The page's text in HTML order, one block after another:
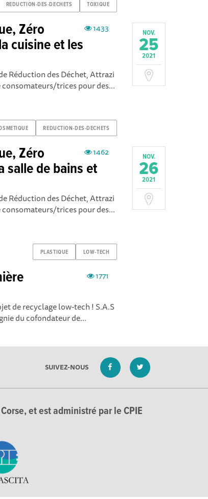
REDUCTION-DES-DECHETS TOXIQUE
NOV.
25
2021
1433
Zéro
cuisine et les
Réduction des Déchet, Attrazi
trices pour des...
REDUCTION-DES-DECHETS
NOV.
26
2021
1462
Zéro
salle de bains et
Réduction des Déchet, Attrazi
trices pour des...
PLASTIQUE LOW-TECH
1771
de recyclage low-tech ! S.A.S
du cofondateur de...
SUIVEZ-NOUS
et est administré par le CPIE